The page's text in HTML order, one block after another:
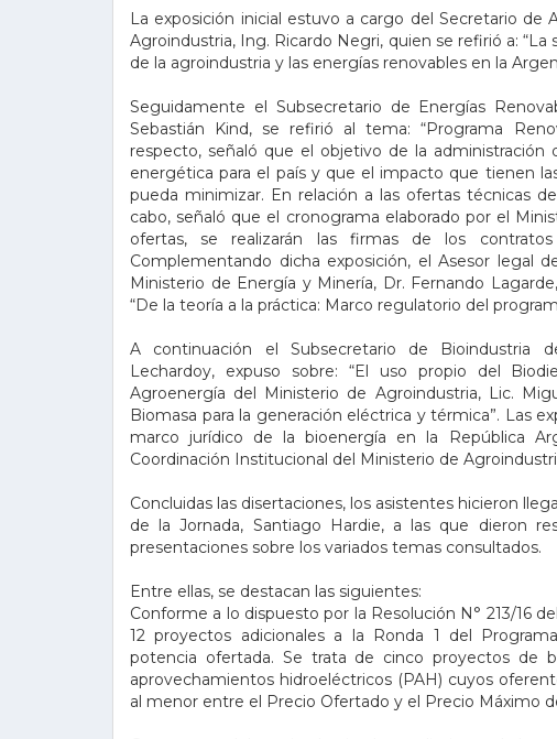
La exposición inicial estuvo a cargo del Secretario de
Agroindustria, Ing. Ricardo Negri, quien se refirió a:
de la agroindustria y las energías renovables en la
Seguidamente el Subsecretario de Energías
Sebastián Kind, se refirió al tema: “Programa
respecto, señaló que el objetivo de la administración
energética para el país y que el impacto que tienen
pueda minimizar. En relación a las ofertas técnicas
cabo, señaló que el cronograma elaborado por el
ofertas, se realizarán las firmas de los
Complementando dicha exposición, el Asesor legal
Ministerio de Energía y Minería, Dr. Fernando
“De la teoría a la práctica: Marco regulatorio del
A continuación el Subsecretario de Bioindustria
Lechardoy, expuso sobre: “El uso propio del
Agroenergía del Ministerio de Agroindustria, Lic.
Biomasa para la generación eléctrica y térmica”. Las
marco jurídico de la bioenergía en la República
Coordinación Institucional del Ministerio de
Concluidas las disertaciones, los asistentes hicieron
de la Jornada, Santiago Hardie, a las que dieron
presentaciones sobre los variados temas consultados.
Entre ellas, se destacan las siguientes:
Conforme a lo dispuesto por la Resolución N° 213/16
12 proyectos adicionales a la Ronda 1 del
potencia ofertada. Se trata de cinco proyectos de
aprovechamientos hidroeléctricos (PAH) cuyos
al menor entre el Precio Ofertado y el Precio Máximo